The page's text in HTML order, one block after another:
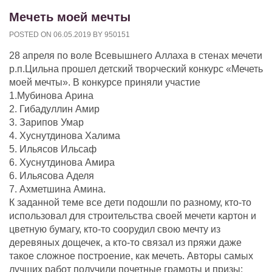
Мечеть моей мечты
POSTED ON 06.05.2019 BY 950151
28 апреля по воле Всевышнего Аллаха в стенах мечети
р.п.Цильна прошел детский творческий конкурс «Мечеть
моей мечты». В конкурсе приняли участие
1.Мубинова Арина
2. Гибадуллин Амир
3. Зарипов Умар
4. Хуснутдинова Халима
5. Ильясов Ильсаф
6. Хуснутдинова Амира
6. Ильясова Аделя
7. Ахметшина Амина.
К заданной теме все дети подошли по разному, кто-то
использовал для строительства своей мечети картон и
цветную бумагу, кто-то соорудил свою мечту из
деревяных дощечек, а кто-то связал из пряжи даже
такое сложное построение, как мечеть. Авторы самых
лучших работ получили почетные грамоты и призы: